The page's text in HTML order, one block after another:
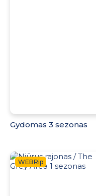
Gydomas 3 sezonas
WEBRip